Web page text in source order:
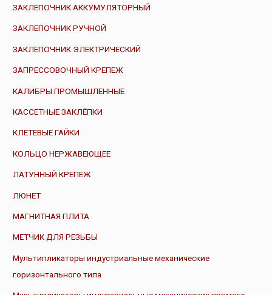
ЗАКЛЕПОЧНИК АККУМУЛЯТОРНЫЙ
ЗАКЛЕПОЧНИК РУЧНОЙ
ЗАКЛЕПОЧНИК ЭЛЕКТРИЧЕСКИЙ
ЗАПРЕССОВОЧНЫЙ КРЕПЕЖ
КАЛИБРЫ ПРОМЫШЛЕННЫЕ
КАССЕТНЫЕ ЗАКЛЁПКИ
КЛЕТЕВЫЕ ГАЙКИ
КОЛЬЦО НЕРЖАВЕЮЩЕЕ
ЛАТУННЫЙ КРЕПЕЖ
ЛЮНЕТ
МАГНИТНАЯ ПЛИТА
МЕТЧИК ДЛЯ РЕЗЬБЫ
Мультипликаторы индустриальные механические
горизонтального типа